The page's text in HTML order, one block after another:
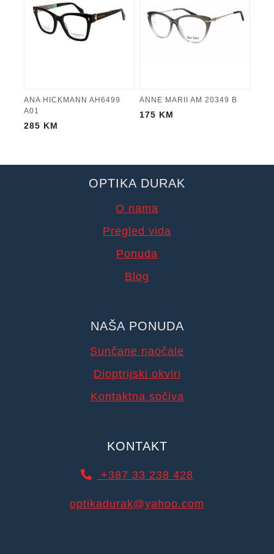
ANA HICKMANN AH6499
A01
285 KM
ANNE MARII AM 20349 B
175 KM
OPTIKA DURAK
O nama
Pregled vida
Ponuda
Blog
NAŠA PONUDA
Sunčane naočale
Dioptrijski okviri
Kontaktna sočiva
KONTAKT
+387 33 238 428
optikadurak@yahoo.com